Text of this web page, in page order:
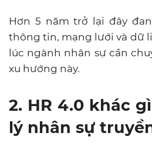
Hơn 5 năm trở lại đây
thông tin, mạng lưới và dữ
lúc ngành nhân sự cần
xu hướng này.
2. HR 4.0 khác
lý nhân sự